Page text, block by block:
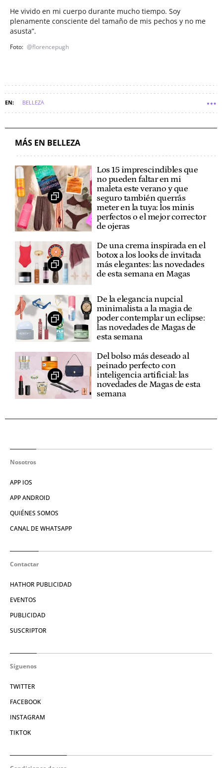
He vivido en mi cuerpo durante mucho tiempo. Soy
plenamente consciente del tamaño de mis pechos y no me
asusta”.
@florencepugh
BELLEZA
MÁS EN BELLEZA
Los 15 imprescindibles que
no pueden faltar en mi
maleta este verano y que
seguro también querrás
meter en la tuya: los minis
perfectos o el mejor corrector
de ojeras
De una crema inspirada en el
botox a los looks de invitada
más elegantes: las novedades
de esta semana en Magas
De la elegancia nupcial
minimalista a la magia de
poder contemplar un eclipse:
las novedades de Magas de
esta semana
Del bolso más deseado al
peinado perfecto con
inteligencia artificial: las
novedades de Magas de esta
semana
Nosotros
APP IOS
APP ANDROID
QUIÉNES SOMOS
CANAL DE WHATSAPP
Contactar
HATHOR PUBLICIDAD
EVENTOS
PUBLICIDAD
SUSCRIPTOR
Síguenos
TWITTER
FACEBOOK
INSTAGRAM
TIKTOK